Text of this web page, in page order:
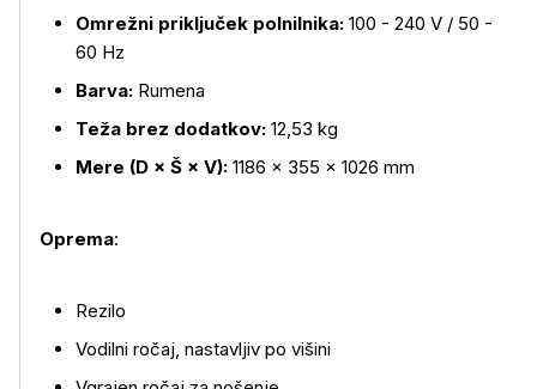
Omrežni priključek polnilnika: 100 - 240 V / 50 -
60 Hz
Barva: Rumena
Teža brez dodatkov: 12,53 kg
Mere (D × Š × V): 1186 × 355 × 1026 mm
Oprema:
Rezilo
Vodilni ročaj, nastavljiv po višini